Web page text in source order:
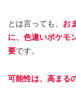
とは言っても、 お
に、色違いポケモ
要です。
可能性は、高まる